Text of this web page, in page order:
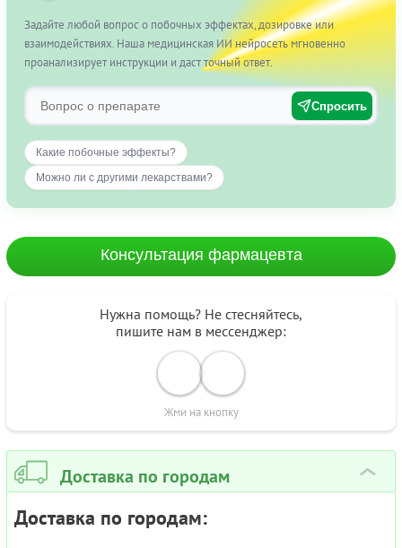
Задайте любой вопрос о побочных эффектах, дозировке или
взаимодействиях. Наша медицинская ИИ нейросеть мгновенно
проанализирует инструкции и даст точный ответ.
Спросить
Какие побочные эффекты?
Можно ли с другими лекарствами?
Консультация фармацевта
Нужна помощь? Не стесняйтесь,
пишите нам в мессенджер:
Жми на кнопку
Доставка по городам ›
Доставка по городам: